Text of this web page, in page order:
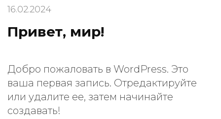
16.02.2024
Привет, мир!
Добро пожаловать в WordPress. Это
ваша первая запись. Отредактируйте
или удалите ее, затем начинайте
создавать!